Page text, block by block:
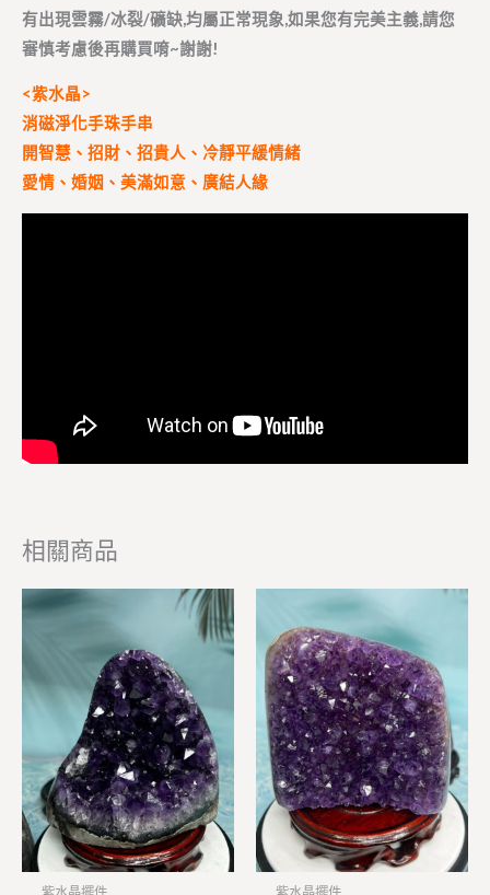
有出現雲霧/冰裂/礦缺,均屬正常現象,如果您有完美主義,請您
審慎考慮後再購買唷~謝謝!
<紫水晶>
消磁淨化手珠手串
開智慧、招財、招貴人、冷靜平緩情緒
愛情、婚姻、美滿如意、廣結人緣
相關商品